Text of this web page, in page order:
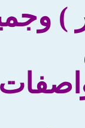
( 200مل و